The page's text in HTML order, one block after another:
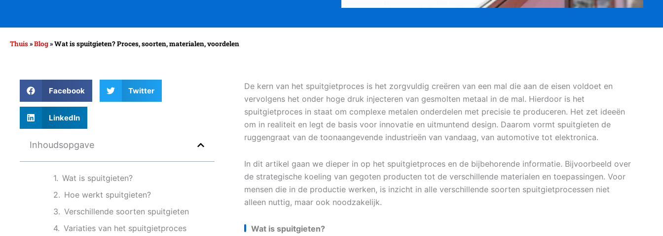
Thuis»Blog»Wat is spuitgieten? Proces, soorten, materialen, voordelen
Facebook Twitter
LinkedIn
Inhoudsopgave
Wat is spuitgieten?
Hoe werkt spuitgieten?
Verschillende soorten spuitgieten
Variaties van het spuitgietproces
De kern van het spuitgietproces is het zorgvuldig creëren van een mal die aan de eisen voldoet en
vervolgens het onder hoge druk injecteren van gesmolten metaal in de mal. Hierdoor is het
spuitgietproces in staat om complexe metalen onderdelen met precisie te produceren. Het zet ideeën
om in realiteit en legt de basis voor innovatie en uitmuntend design. Daarom vormt spuitgieten de
ruggengraat van de toonaangevende industrieën van vandaag, van automotive tot elektronica.
In dit artikel gaan we dieper in op het spuitgietproces en de bijbehorende informatie. Bijvoorbeeld over
de strategische koeling van gegoten producten tot de verschillende materialen en toepassingen. Voor
mensen die in de productie werken, is inzicht in alle verschillende soorten spuitgietprocessen niet
alleen nuttig, maar ook noodzakelijk.
Wat is spuitgieten?